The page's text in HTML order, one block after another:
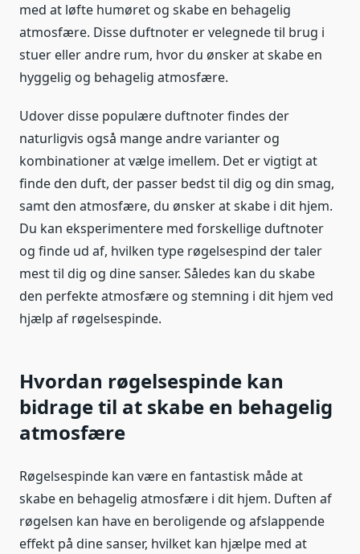
med at løfte humøret og skabe en behagelig
atmosfære. Disse duftnoter er velegnede til brug i
stuer eller andre rum, hvor du ønsker at skabe en
hyggelig og behagelig atmosfære.
Udover disse populære duftnoter findes der
naturligvis også mange andre varianter og
kombinationer at vælge imellem. Det er vigtigt at
finde den duft, der passer bedst til dig og din smag,
samt den atmosfære, du ønsker at skabe i dit hjem.
Du kan eksperimentere med forskellige duftnoter
og finde ud af, hvilken type røgelsespind der taler
mest til dig og dine sanser. Således kan du skabe
den perfekte atmosfære og stemning i dit hjem ved
hjælp af røgelsespinde.
Hvordan røgelsespinde kan
bidrage til at skabe en behagelig
atmosfære
Røgelsespinde kan være en fantastisk måde at
skabe en behagelig atmosfære i dit hjem. Duften af
røgelsen kan have en beroligende og afslappende
effekt på dine sanser, hvilket kan hjælpe med at